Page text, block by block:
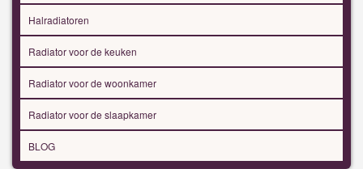
Halradiatoren
Radiator voor de keuken
Radiator voor de woonkamer
Radiator voor de slaapkamer
BLOG